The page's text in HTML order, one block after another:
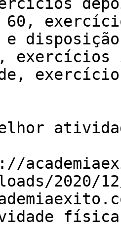
60,
e
exercícios
2020/
física